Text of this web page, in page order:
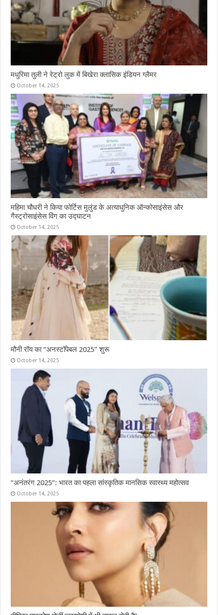
मधुरिमा तुली ने रेट्रो लुक में बिखेरा क्लासिक इंडियन ग्लैमर
October 14, 2025
महिमा चौधरी ने किया फोर्टिस मुलुंड के अत्याधुनिक ऑन्कोसाइंसेस और
गैस्ट्रोसाइंसेस विंग का उद्घाटन
October 14, 2025
मौनी रॉय का “अनस्टॉपेबल 2025” शुरू
October 14, 2025
“अनंतरंग 2025”: भारत का पहला सांस्कृतिक मानसिक स्वास्थ्य महोत्सव
October 14, 2025